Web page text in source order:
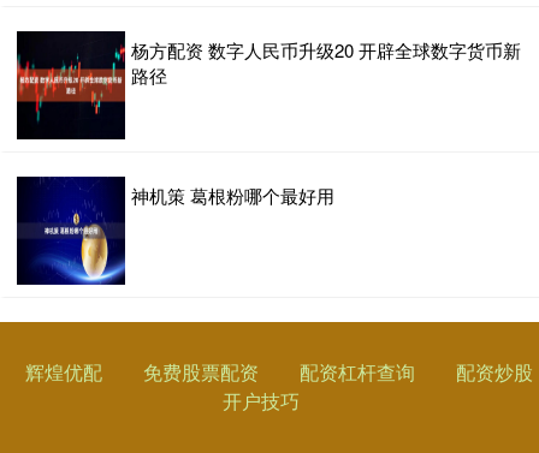
杨方配资 数字人民币升级20 开辟全球数字货币新
路径
神机策 葛根粉哪个最好用
辉煌优配 免费股票配资 配资杠杆查询
配资炒股
开户技巧